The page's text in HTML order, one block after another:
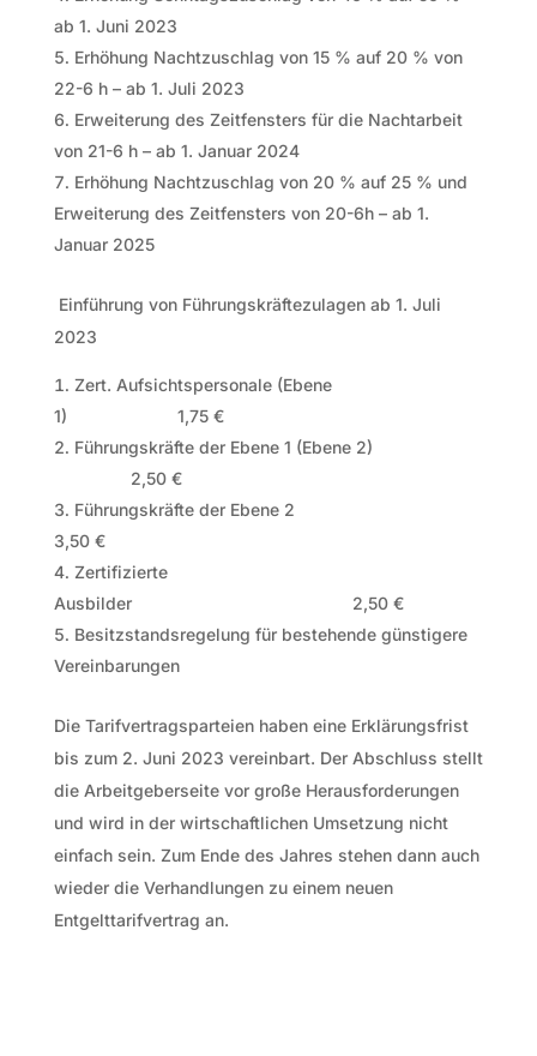
ab 1. Juni 2023
Erhöhung Nachtzuschlag von 15 % auf 20 % von
22-6 h – ab 1. Juli 2023
Erweiterung des Zeitfensters für die Nachtarbeit
von 21-6 h – ab 1. Januar 2024
Erhöhung Nachtzuschlag von 20 % auf 25 % und
Erweiterung des Zeitfensters von 20-6h – ab 1.
Januar 2025
Einführung von Führungskräftezulagen ab 1. Juli
2023
Zert. Aufsichtspersonale (Ebene
1) 1,75 €
Führungskräfte der Ebene 1 (Ebene 2)
2,50 €
Führungskräfte der Ebene 2
3,50 €
Zertifizierte
Ausbilder 2,50 €
Besitzstandsregelung für bestehende günstigere
Vereinbarungen
Die Tarifvertragsparteien haben eine Erklärungsfrist
bis zum 2. Juni 2023 vereinbart. Der Abschluss stellt
die Arbeitgeberseite vor große Herausforderungen
und wird in der wirtschaftlichen Umsetzung nicht
einfach sein. Zum Ende des Jahres stehen dann auch
wieder die Verhandlungen zu einem neuen
Entgelttarifvertrag an.